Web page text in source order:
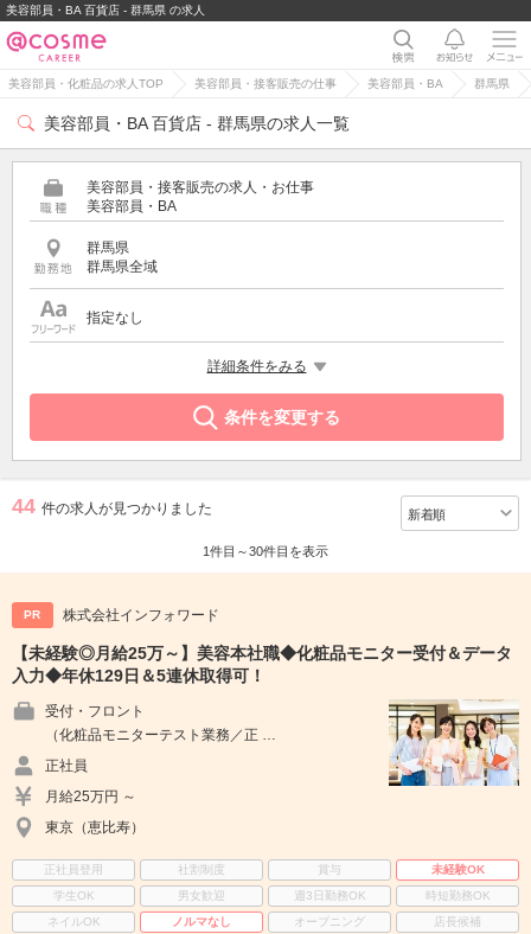
美容部員・BA 百貨店 - 群馬県 の求人
美容部員・化粧品の求人TOP 美容部員・接客販売の仕事 美容部員・BA 群馬県
美容部員・BA 百貨店 - 群馬県の求人一覧
美容部員・接客販売の求人・お仕事
美容部員・BA
群馬県
群馬県全域
指定なし
詳細条件をみる
条件を変更する
44 件の求人が見つかりました
1件目～30件目を表示
PR 株式会社インフォワード
【未経験◎月給25万～】美容本社職◆化粧品モニター受付＆データ
入力◆年休129日＆5連休取得可！
受付・フロント
（化粧品モニターテスト業務／正 …
正社員
月給25万円 ～
東京（恵比寿）
正社員登用 社割制度 賞与
未経験OK
学生OK
男女歓迎 週3日勤務OK
時短勤務OK
ネイルOK
ノルマなし オープニング
店長候補